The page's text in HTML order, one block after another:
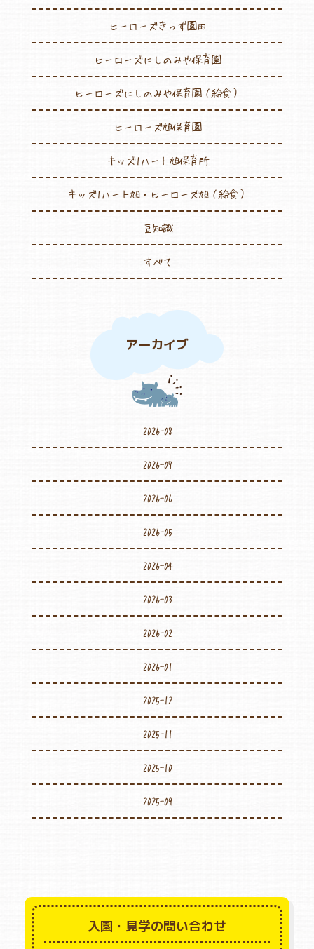
ヒーローズきっず園田
ヒーローズにしのみや保育園
ヒーローズにしのみや保育園（給食）
ヒーローズ旭保育園
キッズ1ハート旭保育所
キッズ1ハート旭・ヒーローズ旭（給食）
豆知識
すべて
アーカイブ
2026-08
2026-07
2026-06
2026-05
2026-04
2026-03
2026-02
2026-01
2025-12
2025-11
2025-10
2025-09
入園・見学の問い合わせ